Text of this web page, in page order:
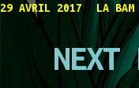
29 AVRIL 2017 LA BAM
NEXT